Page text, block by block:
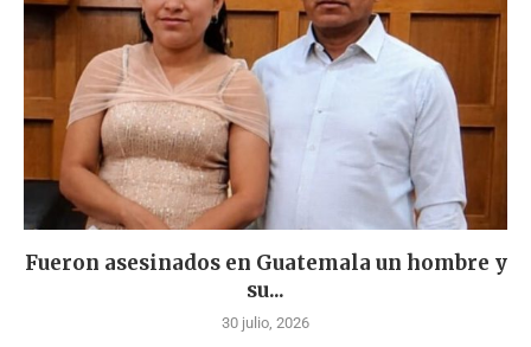
Fueron asesinados en Guatemala un hombre y
su...
30 julio, 2026